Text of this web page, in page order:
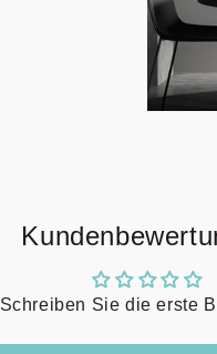
Schreiben Sie die erste